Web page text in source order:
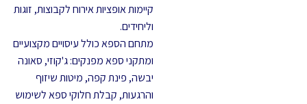
קיימות אופציות אירוח לקבוצות, זוגות
וליחידים.
מתחם הספא כולל עיסויים מקצועיים
ומתקני ספא מפנקים: ג'קוזי, סאונה
יבשה, פינת קפה, מיטות שיזוף
והרגעות, קבלת חלוקי ספא לשימוש